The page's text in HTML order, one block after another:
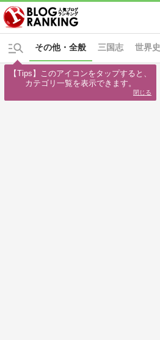
三国志 世界史
その他・全般
【Tips】このアイコンをタップすると、
カテゴリ一覧を表示できます。
閉じる